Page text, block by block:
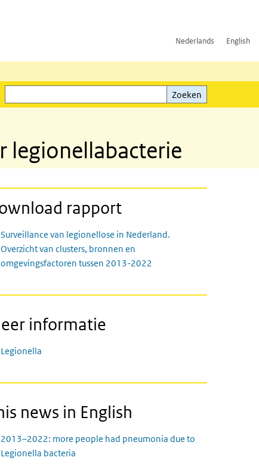
Nederlands English
Zoeken
legionellabacterie
rapport
Surveillance van legionellose in Nederland.
Overzicht van clusters, bronnen en
omgevingsfactoren tussen 2013-2022
informatie
Legionella
news in English
2013–2022: more people had pneumonia due to
Legionella bacteria